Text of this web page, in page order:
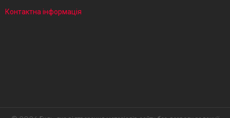
Контактна інформація